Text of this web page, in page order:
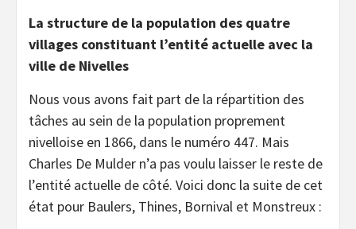
La structure de la population des quatre
villages constituant l’entité actuelle avec la
ville de Nivelles
Nous vous avons fait part de la répartition des
tâches au sein de la population proprement
nivelloise en 1866, dans le numéro 447. Mais
Charles De Mulder n’a pas voulu laisser le reste de
l’entité actuelle de côté. Voici donc la suite de cet
état pour Baulers, Thines, Bornival et Monstreux :